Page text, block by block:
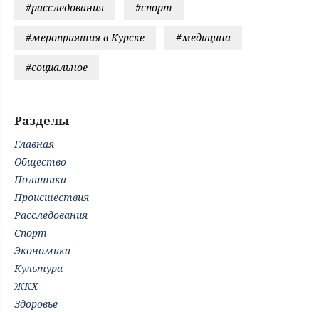
#расследования #спорт
#мероприятия в Курске #медицина
#социальное
Разделы
Главная
Общество
Политика
Происшествия
Расследования
Спорт
Экономика
Культура
ЖКХ
Здоровье